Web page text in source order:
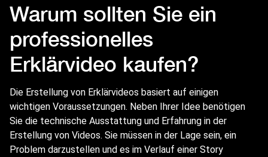
Warum sollten Sie ein
professionelles
Erklärvideo kaufen?
Die Erstellung von Erklärvideos basiert auf einigen
wichtigen Voraussetzungen. Neben Ihrer Idee benötigen
Sie die technische Ausstattung und Erfahrung in der
Erstellung von Videos. Sie müssen in der Lage sein, ein
Problem darzustellen und es im Verlauf einer Story